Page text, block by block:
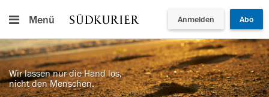
Menü Anmelden Abo
Wir lassen nur die Hand los,
nicht den Menschen.